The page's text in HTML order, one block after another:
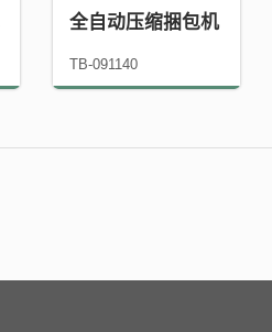
全自动压缩捆包机
TB-091140